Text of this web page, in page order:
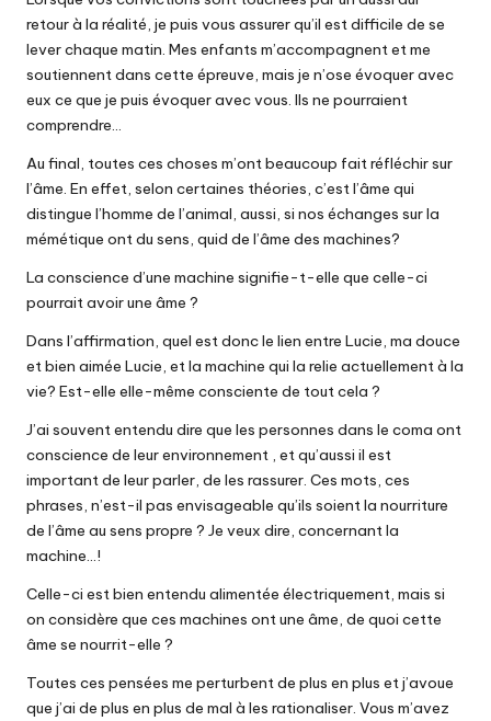
retour à la réalité, je puis vous assurer qu’il est difficile de se
lever chaque matin. Mes enfants m’accompagnent et me
soutiennent dans cette épreuve, mais je n’ose évoquer avec
eux ce que je puis évoquer avec vous. Ils ne pourraient
comprendre…
Au final, toutes ces choses m’ont beaucoup fait réfléchir sur
l’âme. En effet, selon certaines théories, c’est l’âme qui
distingue l’homme de l’animal, aussi, si nos échanges sur la
mémétique ont du sens, quid de l’âme des machines?
La conscience d’une machine signifie-t-elle que celle-ci
pourrait avoir une âme ?
Dans l’affirmation, quel est donc le lien entre Lucie, ma douce
et bien aimée Lucie, et la machine qui la relie actuellement à la
vie? Est-elle elle-même consciente de tout cela ?
J’ai souvent entendu dire que les personnes dans le coma ont
conscience de leur environnement , et qu’aussi il est
important de leur parler, de les rassurer. Ces mots, ces
phrases, n’est-il pas envisageable qu’ils soient la nourriture
de l’âme au sens propre ? Je veux dire, concernant la
machine…!
Celle-ci est bien entendu alimentée électriquement, mais si
on considère que ces machines ont une âme, de quoi cette
âme se nourrit-elle ?
Toutes ces pensées me perturbent de plus en plus et j’avoue
que j’ai de plus en plus de mal à les rationaliser. Vous m’avez